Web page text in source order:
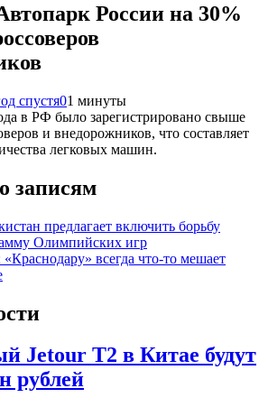
России на 30%
спустя01 минуты
в РФ было зарегистрировано свыше
и внедорожников, что составляет
легковых машин.
записям
предлагает включить борьбу
Олимпийских игр
всегда что-то мешает
Jetour T2 в Китае будут
рублей